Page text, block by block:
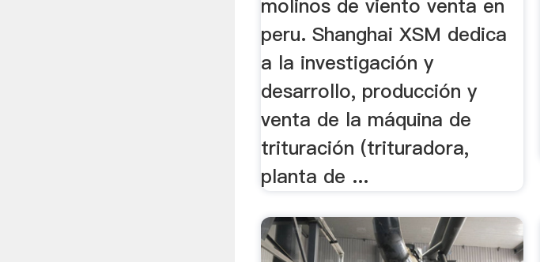
molinos de viento venta en
peru. Shanghai XSM dedica
a la investigación y
desarrollo, producción y
venta de la máquina de
trituración (trituradora,
planta de ...